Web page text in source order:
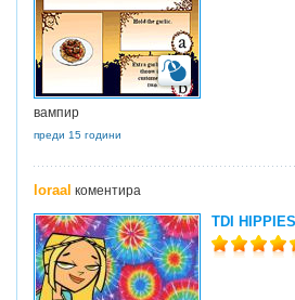
вампир
преди 15 години
loraal коментира
TDI HIPPIES